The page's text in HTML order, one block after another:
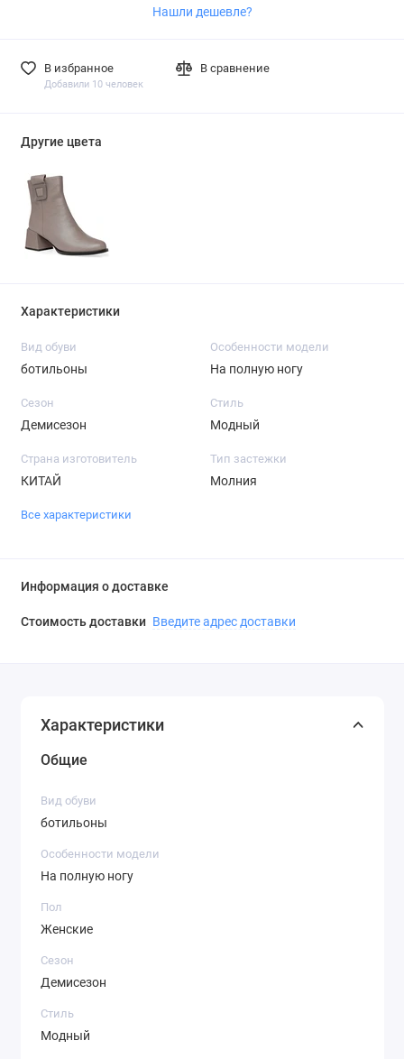
Нашли дешевле?
В избранное
Добавили 10 человек
В сравнение
Другие цвета
Характеристики
Вид обуви
ботильоны
Особенности модели
На полную ногу
Сезон
Демисезон
Стиль
Модный
Страна изготовитель
КИТАЙ
Тип застежки
Молния
Все характеристики
Информация о доставке
Стоимость доставки Введите адрес доставки
Характеристики
Общие
Вид обуви
ботильоны
Особенности модели
На полную ногу
Пол
Женские
Сезон
Демисезон
Стиль
Модный